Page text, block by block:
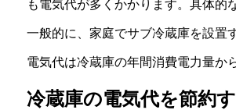
も電気代が多くかかります。具体的
一般的に、家庭でサブ冷蔵庫を設置
電気代は冷蔵庫の年間消費電力量か
冷蔵庫の電気代を節約